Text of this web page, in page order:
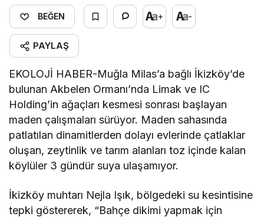
BEĞEN + -
PAYLAŞ
EKOLOJİ HABER-Muğla Milas’a bağlı İkizköy’de
bulunan Akbelen Ormanı’nda Limak ve IC
Holding’in ağaçları kesmesi sonrası başlayan
maden çalışmaları sürüyor. Maden sahasında
patlatılan dinamitlerden dolayı evlerinde çatlaklar
oluşan, zeytinlik ve tarım alanları toz içinde kalan
köylüler 3 gündür suya ulaşamıyor.
İkizköy muhtarı Nejla Işık, bölgedeki su kesintisine
tepki göstererek, “Bahçe dikimi yapmak için